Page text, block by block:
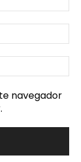
navegador